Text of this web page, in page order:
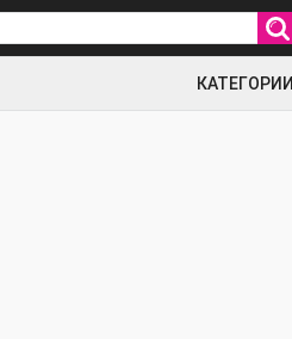
КАТЕГОРИИ